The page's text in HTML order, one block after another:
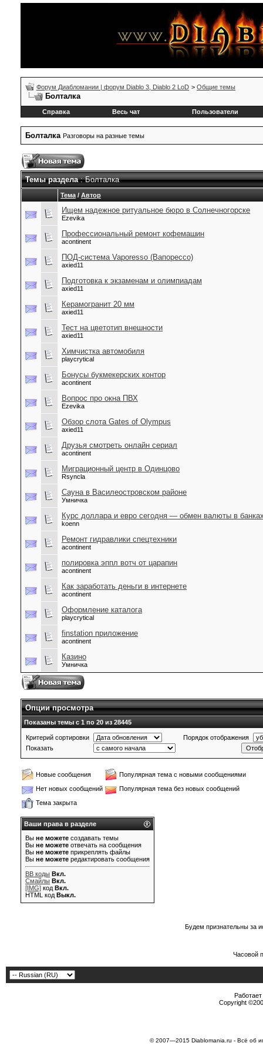
Форум Диабломании | форум Diablo 3, Diablo 2 LoD > Общие темы
Болталка
Справка Весь чат Пользователи
Болталка Разговоры на разные темы
Темы раздела: Болталка
Тема / Автор
Ищем надежное ритуальное бюро в Солнечногорске
Ezevika
Профессиональный ремонт кофемашин
acontinent
ПОД-система Vaporesso (Вапорессо)
axied11
Подготовка к экзаменам и олимпиадам
axied11
Керамогранит 20 мм
axied11
Тест на цветотип внешности
axied11
Химчистка автомобиля
playcrytical
Бонусы букмекерских контор
acontinent
Вопрос про окна ПВХ
Ezevika
Обзор слота Gates of Olympus
axied11
Друзья смотреть онлайн сериал
acontinent
Миграционный центр в Одинцово
Rsyncla
Сауна в Василеостровском районе
Умничка
Курс доллара и евро сегодня — обмен валюты в
koenn
Ремонт гидравлики спецтехники
acontinent
полировка эппл вотч от царапин
acontinent
Как заработать деньги в интернете
acontinent
Оформление каталога
playcrytical
finstation приложение
acontinent
Казино
Умничка
Опции просмотра
Показаны темы с 1 по 20 из 28445
Критерий сортировки
Порядок отображения
Показать
Новые сообщения
Популярная тема с новыми сообщениями
Нет новых сообщений
Популярная тема без новых сообщений
Тема закрыта
Ваши права в разделе
Вы не можете создавать темы
Вы не можете отвечать на сообщения
Вы не можете прикреплять файлы
Вы не можете редактировать сообщения
BB коды Вкл.
Смайлы Вкл.
[IMG] код Вкл.
HTML код Выкл.
Будем признательны за
Часовой
Copyright
© 2007—2015 Diablomania.ru - Всё об